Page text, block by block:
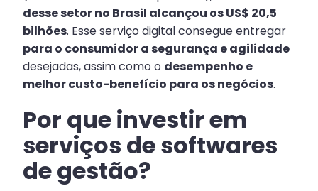
desse setor no Brasil alcançou os US$ 20,5
bilhões. Esse serviço digital consegue entregar
para o consumidor a segurança e agilidade
desejadas, assim como o desempenho e
melhor custo-benefício para os negócios.
Por que investir em
serviços de softwares
de gestão?